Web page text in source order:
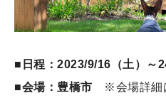
■日程：2023/9/16（土）～
■会場：豊橋市 ※会場詳細